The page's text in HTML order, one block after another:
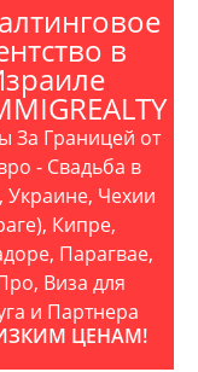
в
За Границей от
- Свадьба в
Украине, Чехии
Кипре,
Парагвае,
Виза для
и Партнера
ЦЕНАМ!